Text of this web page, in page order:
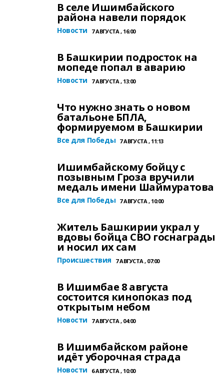
В селе Ишимбайского
района навели порядок
Новости 7 АВГУСТА , 16:00
В Башкирии подросток на
мопеде попал в аварию
Новости 7 АВГУСТА , 13:00
Что нужно знать о новом
батальоне БПЛА,
формируемом в Башкирии
Все для Победы 7 АВГУСТА , 11:13
Ишимбайскому бойцу с
позывным Гроза вручили
медаль имени Шаймуратова
Все для Победы 7 АВГУСТА , 10:00
Житель Башкирии украл у
вдовы бойца СВО госнаграды
и носил их сам
Происшествия 7 АВГУСТА , 07:00
В Ишимбае 8 августа
состоится кинопоказ под
открытым небом
Новости 7 АВГУСТА , 04:00
В Ишимбайском районе
идёт уборочная страда
Новости 6 АВГУСТА , 10:00